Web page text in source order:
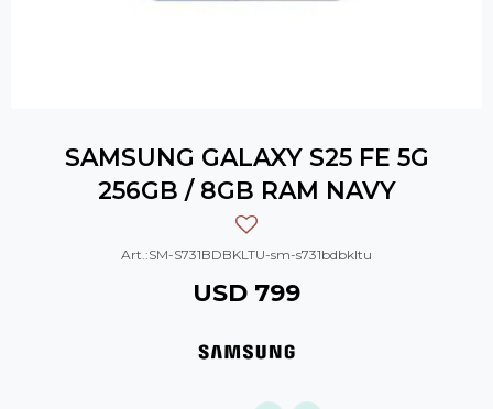
SAMSUNG GALAXY S25 FE 5G
256GB / 8GB RAM NAVY
SM-S731BDBKLTU-sm-s731bdbkltu
USD 799